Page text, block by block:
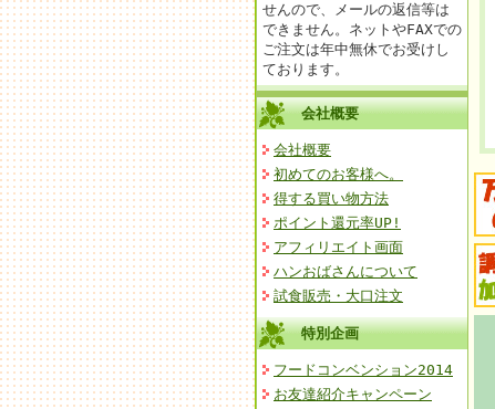
せんので、メールの返信等は
できません。ネットやFAXでの
ご注文は年中無休でお受けし
ております。
会社概要
会社概要
初めてのお客様へ。
得する買い物方法
ポイント還元率UP!
アフィリエイト画面
ハンおばさんについて
試食販売・大口注文
特別企画
フードコンベンション2014
お友達紹介キャンペーン